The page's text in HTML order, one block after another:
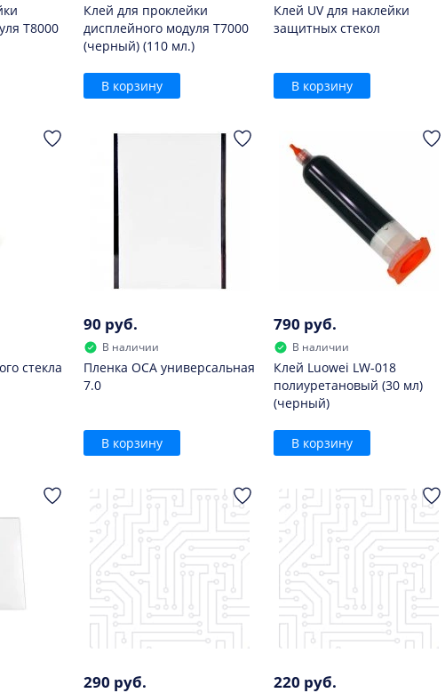
T8000
Клей для проклейки
дисплейного модуля T7000
(черный) (110 мл.)
В корзину
Клей UV для наклейки
защитных стекол
В корзину
стекла
90 руб.
В наличии
Пленка OCA универсальная
7.0
В корзину
790 руб.
В наличии
Клей Luowei LW-018
полиуретановый (30 мл)
(черный)
В корзину
290 руб. 220 руб.